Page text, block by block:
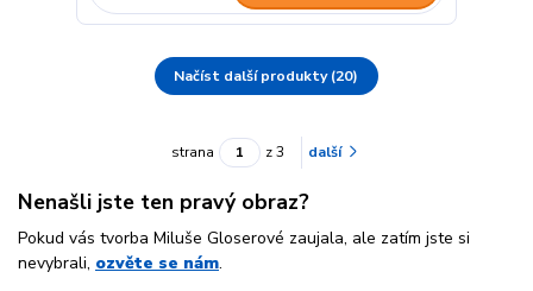
Načíst další produkty (20)
strana z 3 další
Nenašli jste ten pravý obraz?
Pokud vás tvorba Miluše Gloserové zaujala, ale zatím jste si
nevybrali, ozvěte se nám.